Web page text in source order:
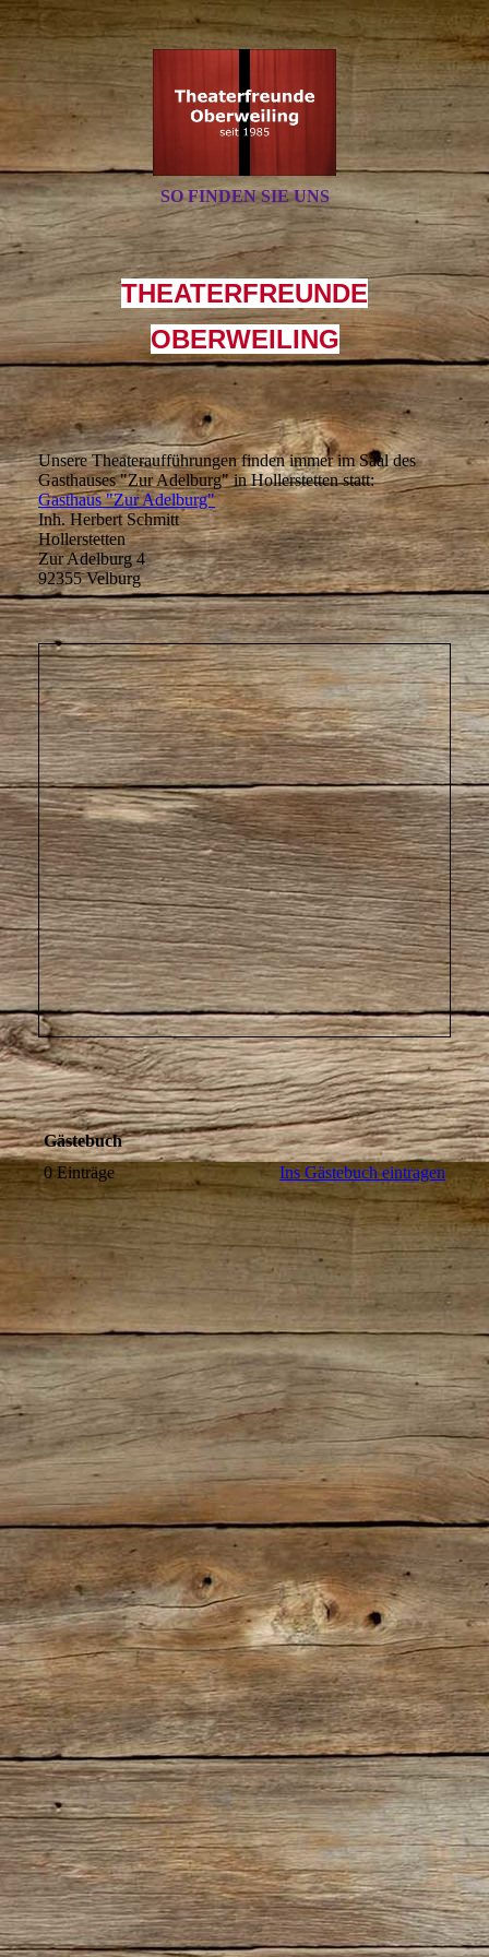
SO FINDEN SIE UNS
THEATERFREUNDE
OBERWEILING
Unsere Theateraufführungen finden immer im Saal des
Gasthauses "Zur Adelburg" in Hollerstetten statt:
Gasthaus "Zur Adelburg"
Inh. Herbert Schmitt
Hollerstetten
Zur Adelburg 4
92355 Velburg
Gästebuch
0 Einträge
Ins Gästebuch eintragen